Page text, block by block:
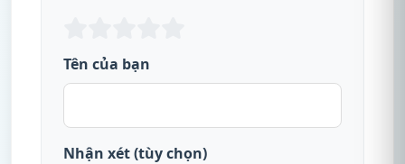
Tên của bạn
Nhận xét (tùy chọn)